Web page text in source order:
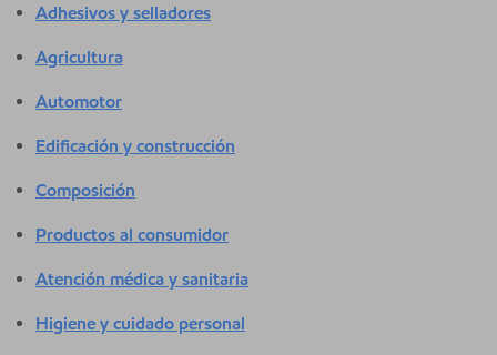
Adhesivos y selladores
Agricultura
Automotor
Edificación y construcción
Composición
Productos al consumidor
Atención médica y sanitaria
Higiene y cuidado personal